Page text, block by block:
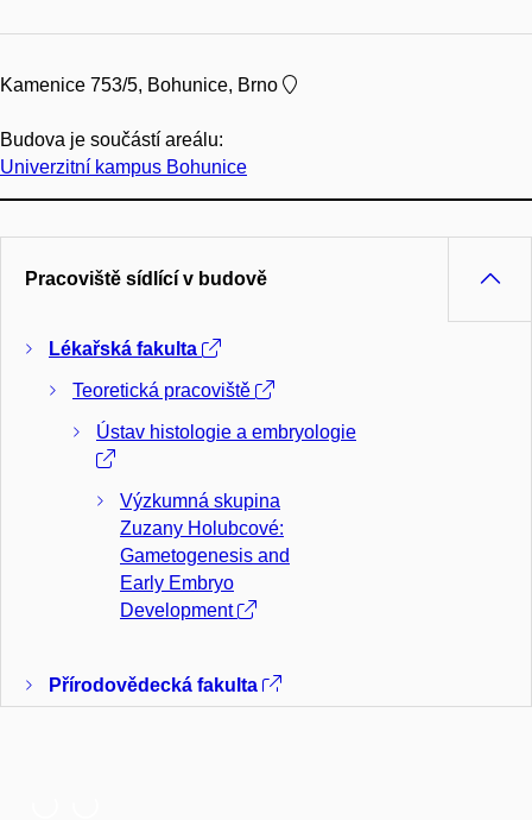
Kamenice 753/5, Bohunice, Brno
Budova je součástí areálu:
Univerzitní kampus Bohunice
Pracoviště sídlící v budově
Lékařská fakulta
Teoretická pracoviště
Ústav histologie a embryologie
Výzkumná skupina
Zuzany Holubcové:
Gametogenesis and
Early Embryo
Development
Přírodovědecká fakulta